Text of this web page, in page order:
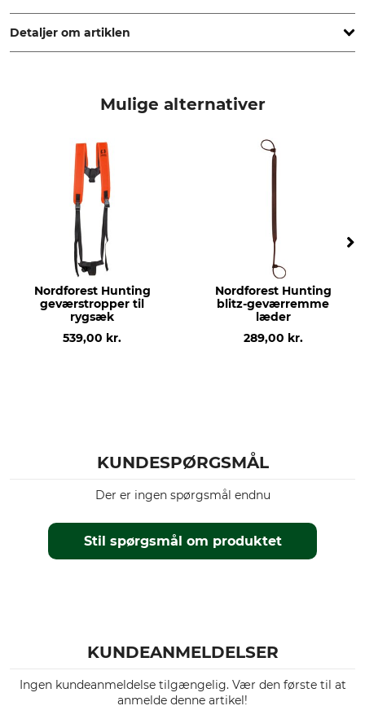
Germany, www.niggeloh.de
Detaljer om artiklen
Made in Germany
Mulige alternativer
Nordforest Hunting
geværstropper til
rygsæk
539,00 kr.
Nordforest Hunting
blitz-geværremme
læder
289,00 kr.
KUNDESPØRGSMÅL
Stil spørgsmål om produktet
Der er ingen spørgsmål endnu
KUNDEANMELDELSER
Ingen kundeanmeldelse tilgængelig. Vær den første til at
anmelde denne artikel!